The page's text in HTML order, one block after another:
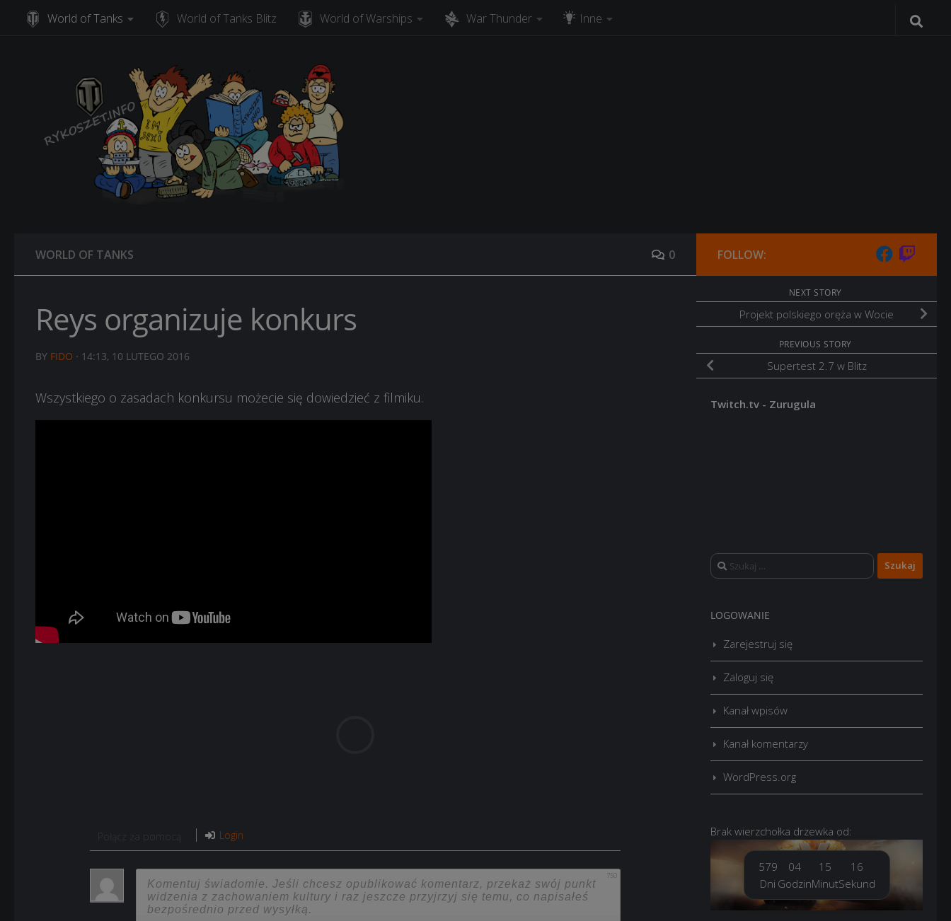
Skip to content
World of Tanks World of Tanks Blitz World of Warships War Thunder Inne
WORLD OF TANKS 0
Reys organizuje konkurs
BY FIDO · 14:13, 10 LUTEGO 2016
Wszystkiego o zasadach konkursu możecie się dowiedzieć z filmiku.
Login
750
FOLLOW:
NEXT STORY
Projekt polskiego oręża w Wocie
PREVIOUS STORY
Supertest 2.7 w Blitz
Twitch.tv - Zurugula
Szukaj:
LOGOWANIE
Zarejestruj się
Zaloguj się
Kanał wpisów
Kanał komentarzy
WordPress.org
Brak wierzchołka drzewka od:
579
Dni
04
Godzin
15
Minut
18
Sekund